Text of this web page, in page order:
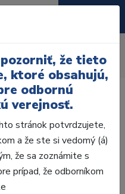
Tlačoviny
že tieto
ktoré obsahujú,
odbornú
verejnosť.
stránok potvrdzujete,
a že ste si vedomý (á)
že sa zoznámite s
prípad, že odborníkom